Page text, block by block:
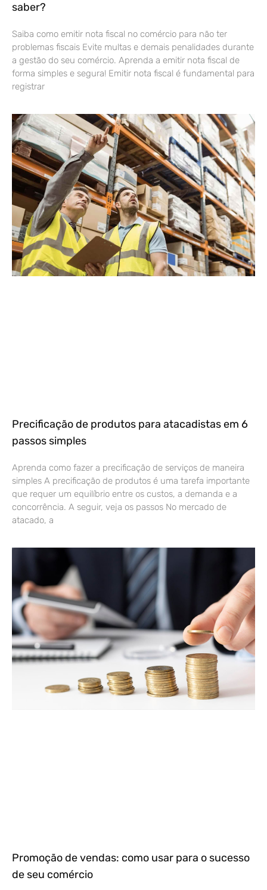
saber?
Saiba como emitir nota fiscal no comércio para não ter
problemas fiscais Evite multas e demais penalidades durante
a gestão do seu comércio. Aprenda a emitir nota fiscal de
forma simples e segura! Emitir nota fiscal é fundamental para
registrar
Precificação de produtos para atacadistas em 6
passos simples
Aprenda como fazer a precificação de serviços de maneira
simples A precificação de produtos é uma tarefa importante
que requer um equilíbrio entre os custos, a demanda e a
concorrência. A seguir, veja os passos No mercado de
atacado, a
Promoção de vendas: como usar para o sucesso
de seu comércio